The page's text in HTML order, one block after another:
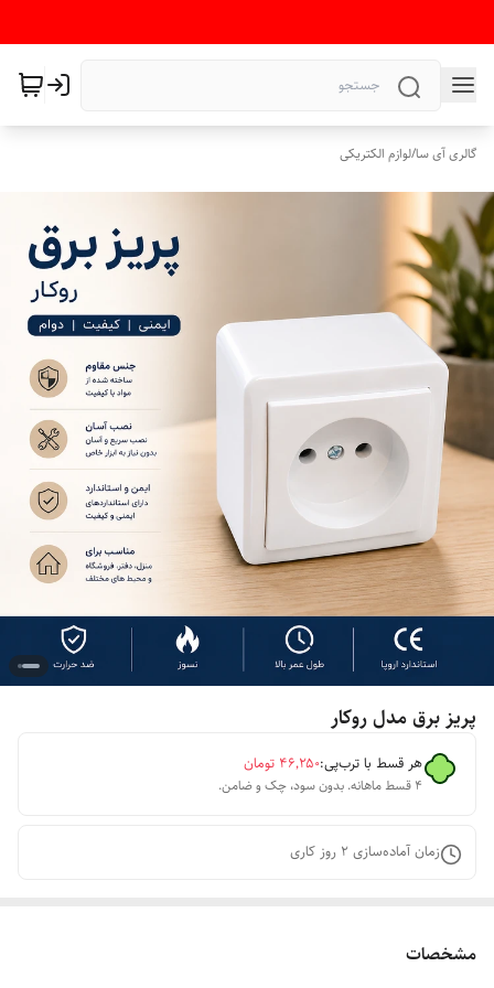
گالری آی سا/لوازم الکتریکی
پریز برق مدل روکار
هر قسط با ترب‌پی:۴۶٬۲۵۰ تومان
۴ قسط ماهانه. بدون سود، چک و ضامن.
زمان آماده‌سازی 2 روز کاری
مشخصات